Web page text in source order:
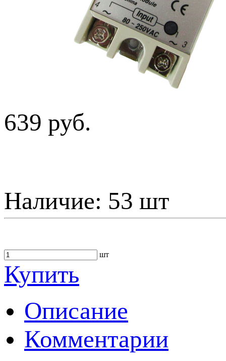
639 руб.
Наличие: 53 шт
шт
Купить
Описание
Комментарии